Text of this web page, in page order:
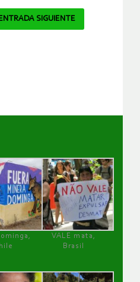
SIGUIENTE
VALE mata,
Brasil